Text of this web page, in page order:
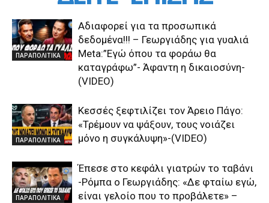
ΠΑΡΑΠΟΛΙΤΙΚΑ
Αδιαφορεί για τα προσωπικά
δεδομένα!!! – Γεωργιάδης για γυαλιά
Μeta:”Εγώ όπου τα φοράω θα
καταγράφω”- Άφαντη η δικαιοσύνη-
(VIDEO)
ΠΑΡΑΠΟΛΙΤΙΚΑ
Κεσσές ξεφτιλίζει τον Άρειο Πάγο:
«Τρέμουν να ψάξουν, τους νοιάζει
μόνο η συγκάλυψη»-(VIDEO)
ΠΑΡΑΠΟΛΙΤΙΚΑ
Έπεσε στο κεφάλι γιατρών το ταβάνι
-Ρόμπα ο Γεωργιάδης: «Δε φταίω εγώ,
είναι γελοίο που το προβάλετε» –